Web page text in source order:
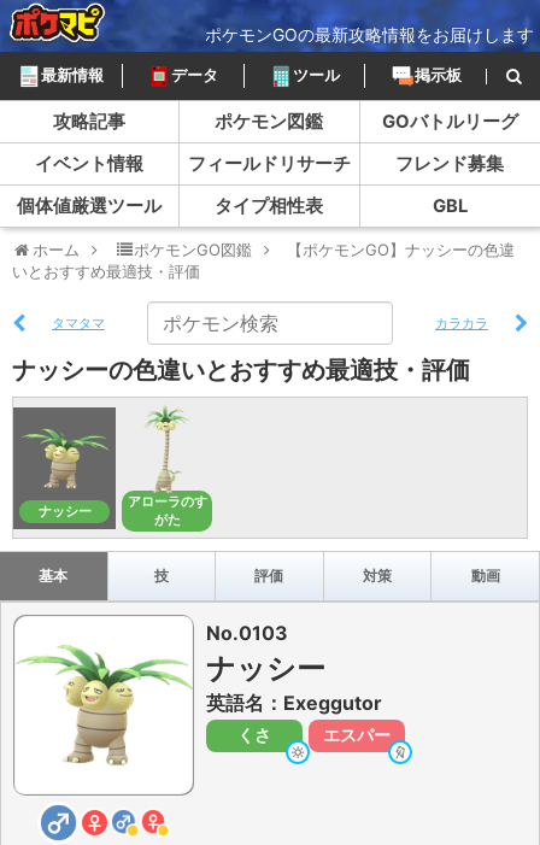
ポケモンGOの最新攻略情報をお届けします
最新情報 データ ツール 掲示板
攻略記事 ポケモン図鑑
GOバトルリーグ
イベント情報
フィールドリサーチ
フレンド募集
個体値厳選ツール
タイプ相性表 GBL
ホーム ポケモンGO図鑑
【ポケモンGO】ナッシーの色違
いとおすすめ最適技・評価
タマタマ カラカラ
ナッシーの色違いとおすすめ最適技・評価
ナッシー
アローラのす
がた
基本 技 評価 対策 動画
No.0103
ナッシー
英語名：Exeggutor
くさ エスパー